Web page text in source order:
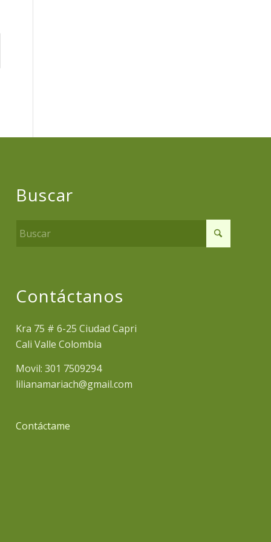
Buscar
Contáctanos
Kra 75 # 6-25 Ciudad Capri
Cali Valle Colombia
Movil: 301 7509294
lilianamariach@gmail.com
Contáctame